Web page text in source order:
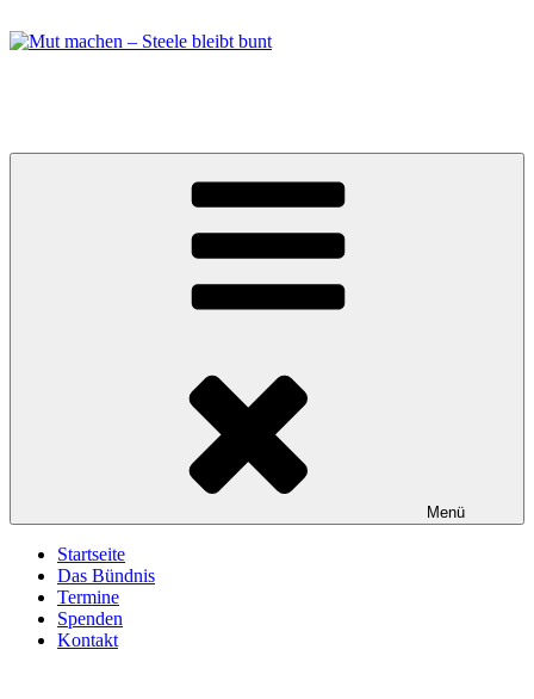
Inhalt
Menü
Startseite
Das Bündnis
Termine
Spenden
Kontakt